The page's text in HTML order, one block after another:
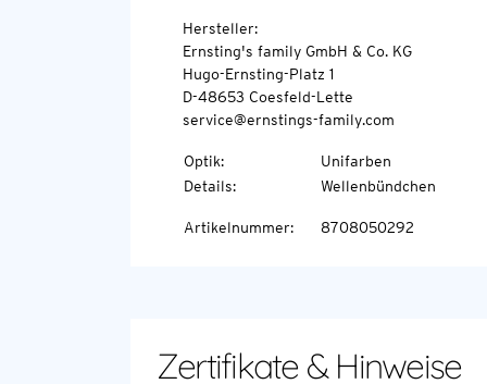
Hersteller:
Ernsting's family GmbH & Co. KG
Hugo-Ernsting-Platz 1
D-48653 Coesfeld-Lette
service@ernstings-family.com
Optik:
Unifarben
Details: Wellenbündchen
Artikelnummer: 8708050292
Zertifikate & Hinweise